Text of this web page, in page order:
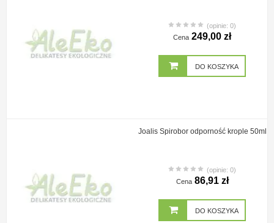
(opinie: 0)
Cena 249,00 zł
DO KOSZYKA
Joalis Spirobor odporność krople 50ml
(opinie: 0)
Cena 86,91 zł
DO KOSZYKA